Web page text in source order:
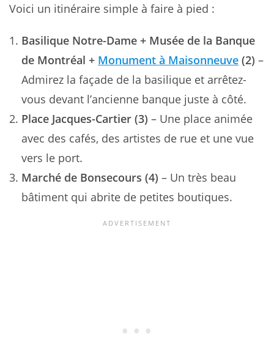
Voici un itinéraire simple à faire à pied :
Basilique Notre-Dame + Musée de la Banque
de Montréal + Monument à Maisonneuve (2) –
Admirez la façade de la basilique et arrêtez-
vous devant l’ancienne banque juste à côté.
Place Jacques-Cartier (3) – Une place animée
avec des cafés, des artistes de rue et une vue
vers le port.
Marché de Bonsecours (4) – Un très beau
bâtiment qui abrite de petites boutiques.